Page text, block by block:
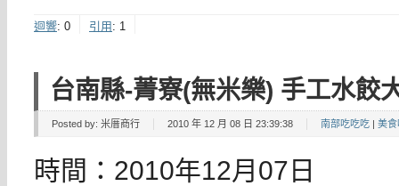
迴響: 0 引用 : 1
台南縣-菁寮(無米樂) 手工水餃
Posted by: 米厝商行 2010 年 12 月 08 日 23:39:38 南部吃吃吃 | 美食
時間：2010年12月07日